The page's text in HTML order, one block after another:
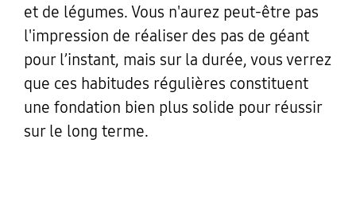
et de légumes. Vous n'aurez peut-être pas
l'impression de réaliser des pas de géant
pour l’instant, mais sur la durée, vous verrez
que ces habitudes régulières constituent
une fondation bien plus solide pour réussir
sur le long terme.